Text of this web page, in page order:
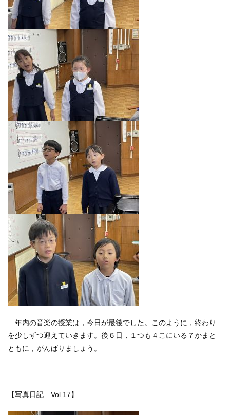
年内の音楽の授業は，今日が最後でした。このように，終わり
を少しずつ迎えていきます。後６日，１つも４こにいる７かまと
ともに，がんばりましょう。
【写真日記 Vol.17】